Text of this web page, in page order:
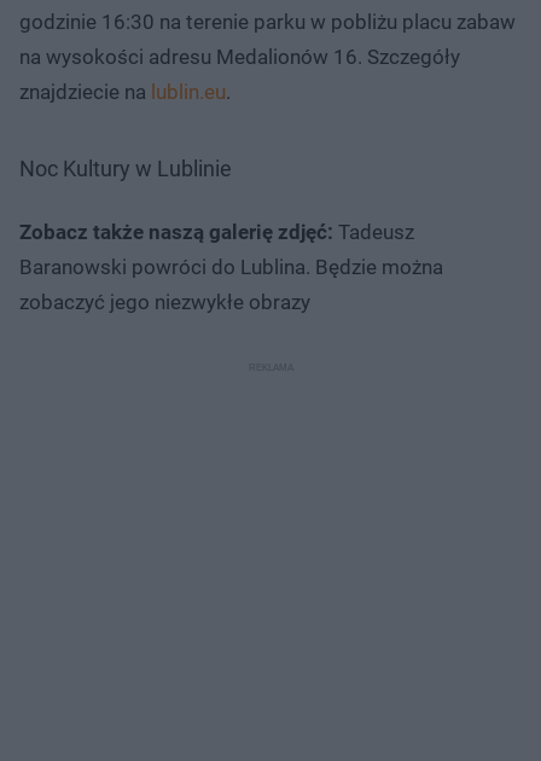
godzinie 16:30 na terenie parku w pobliżu placu zabaw
na wysokości adresu Medalionów 16. Szczegóły
znajdziecie na lublin.eu.​
Noc Kultury w Lublinie
Zobacz także naszą galerię zdjęć: Tadeusz
Baranowski powróci do Lublina. Będzie można
zobaczyć jego niezwykłe obrazy